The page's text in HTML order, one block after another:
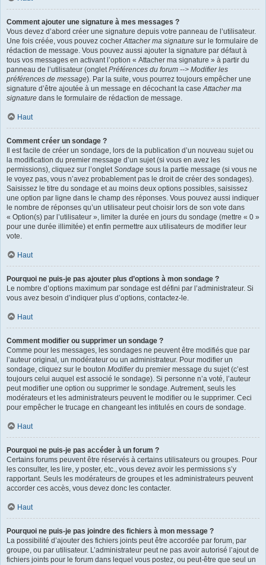
Comment ajouter une signature à mes messages ?
Vous devez d’abord créer une signature depuis votre panneau de l’utilisateur.
Une fois créée, vous pouvez cocherAttacher ma signature sur le formulaire de
rédaction de message. Vous pouvez aussi ajouter la signature par défaut à
tous vos messages en activant l’option « Attacher ma signature » à partir du
panneau de l’utilisateur (ongletPréférences du forum --> Modifier les
préférences de message). Par la suite, vous pourrez toujours empêcher une
signature d’être ajoutée à un message en décochant la caseAttacher ma
signature dans le formulaire de rédaction de message.
Haut
Comment créer un sondage ?
Il est facile de créer un sondage, lors de la publication d’un nouveau sujet ou
la modification du premier message d’un sujet (si vous en avez les
permissions), cliquez sur l’ongletSondage sous la partie message (si vous ne
le voyez pas, vous n’avez probablement pas le droit de créer des sondages).
Saisissez le titre du sondage et au moins deux options possibles, saisissez
une option par ligne dans le champ des réponses. Vous pouvez aussi indiquer
le nombre de réponses qu’un utilisateur peut choisir lors de son vote dans
« Option(s) par l’utilisateur », limiter la durée en jours du sondage (mettre « 0 »
pour une durée illimitée) et enfin permettre aux utilisateurs de modifier leur
vote.
Haut
Pourquoi ne puis-je pas ajouter plus d’options à mon sondage ?
Le nombre d’options maximum par sondage est défini par l’administrateur. Si
vous avez besoin d’indiquer plus d’options, contactez-le.
Haut
Comment modifier ou supprimer un sondage ?
Comme pour les messages, les sondages ne peuvent être modifiés que par
l’auteur original, un modérateur ou un administrateur. Pour modifier un
sondage, cliquez sur le bouton Modifierdu premier message du sujet (c’est
toujours celui auquel est associé le sondage). Si personne n’a voté, l’auteur
peut modifier une option ou supprimer le sondage. Autrement, seuls les
modérateurs et les administrateurs peuvent le modifier ou le supprimer. Ceci
pour empêcher le trucage en changeant les intitulés en cours de sondage.
Haut
Pourquoi ne puis-je pas accéder à un forum ?
Certains forums peuvent être réservés à certains utilisateurs ou groupes. Pour
les consulter, les lire, y poster, etc., vous devez avoir les permissions s’y
rapportant. Seuls les modérateurs de groupes et les administrateurs peuvent
accorder ces accès, vous devez donc les contacter.
Haut
Pourquoi ne puis-je pas joindre des fichiers à mon message ?
La possibilité d’ajouter des fichiers joints peut être accordée par forum, par
groupe, ou par utilisateur. L’administrateur peut ne pas avoir autorisé l’ajout de
fichiers joints pour le forum dans lequel vous postez, ou peut-être que seul un